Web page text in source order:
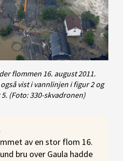
flommen 16. august 2011.
vist i vannlinjen i figur 2 og
(Foto: 330-skvadronen)
av en stor flom 16.
bru over Gaula hadde